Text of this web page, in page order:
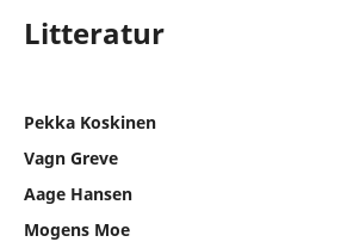
Litteratur
Pekka Koskinen
Vagn Greve
Aage Hansen
Mogens Moe